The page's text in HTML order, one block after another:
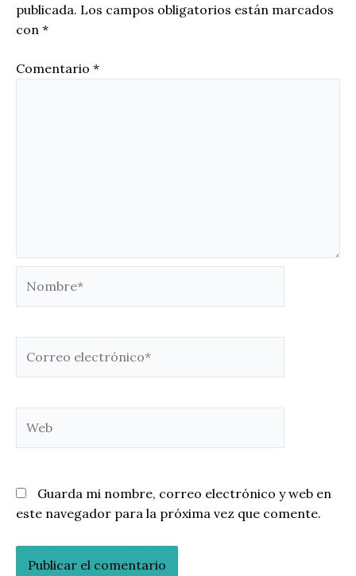
publicada. Los campos obligatorios están marcados
con *
Comentario *
electrónico*
Guarda mi nombre, correo electrónico y web en
este navegador para la próxima vez que comente.